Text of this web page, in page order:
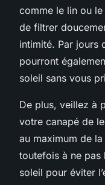
comme le lin ou
de filtrer
intimité. Par jours
pourront
soleil sans vous
De plus, veillez à
votre canapé de
au maximum de
toutefois à ne pas
soleil pour éviter